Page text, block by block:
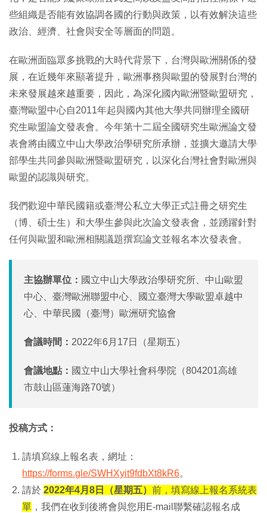
些組織是否能有效協調各國的行動與政策，以有效解決這些
政治、經濟、社會與安全等層面的問題。
在歐洲面臨眾多挑戰的大時代背景下，台灣與歐洲關係的發
展，在近幾年來顯著提升，歐洲事務與歐盟的發展對台灣的
未來發展越來越重要，因此，為深化國內歐洲暨歐盟研究，
臺灣歐盟中心自2011年起與國內其他大學共同辦理全國研
究生歐盟論文發表會。今年第十二屆全國研究生歐洲論文發
表會將由國立中山大學政治學研究所承辦，並擴大邀請大學
部學生共同參與歐洲暨歐盟研究，以深化台灣社會對歐洲與
歐盟的認識與研究。
我們歡迎中華民國籍或臺灣公私立大學正式註冊之研究生
（博、碩士生）和大學生參與此次論文發表會，並踴躍針對
任何與歐盟和歐洲相關議題撰寫論文並報名本次發表會。
主協辦單位： 國立中山大學政治學研究所、中山歐盟
中心、臺灣歐洲聯盟中心、國立臺灣大學歐盟卓越中
心、中華民國（臺灣）歐洲研究協會
會議時間： 2022年6月17日（星期五）
會議地點： 國立中山大學社會科學院（804201高雄
市鼓山區蓮海路70號）
投稿方式：
請填寫線上報名表，網址：
https://forms.gle/SWHXyit9fdbXt8kR6。
請於 2022年4月8日（星期五） 前，填寫線上報名系統表
單 ，我們在收到後將會與您用E-mail聯繫確認報名成